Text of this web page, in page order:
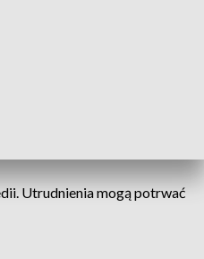
Utrudnienia mogą potrwać